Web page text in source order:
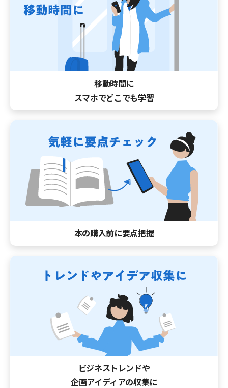
移動時間に
スマホでどこでも学習
本の購入前に要点把握
ビジネストレンドや
企画アイディアの収集に